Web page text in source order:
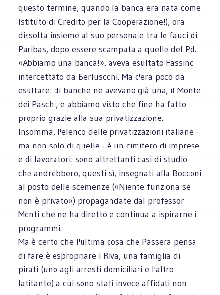
questo termine, quando la banca era nata come
Istituto di Credito per la Cooperazione!), ora
dissolta insieme al suo personale tra le fauci di
Paribas, dopo essere scampata a quelle del Pd.
«Abbiamo una banca!», aveva esultato Fassino
intercettato da Berlusconi. Ma c'era poco da
esultare: di banche ne avevano già una, il Monte
dei Paschi, e abbiamo visto che fine ha fatto
proprio grazie alla sua privatizzazione.
Insomma, l'elenco delle privatizzazioni italiane -
ma non solo di quelle - è un cimitero di imprese
e di lavoratori: sono altrettanti casi di studio
che andrebbero, questi sì, insegnati alla Bocconi
al posto delle scemenze («Niente funziona se
non è privato») propagandate dal professor
Monti che ne ha diretto e continua a ispirarne i
programmi.
Ma è certo che l'ultima cosa che Passera pensa
di fare è espropriare i Riva, una famiglia di
pirati (uno agli arresti domiciliari e l'altro
latitante) a cui sono stati invece affidati non